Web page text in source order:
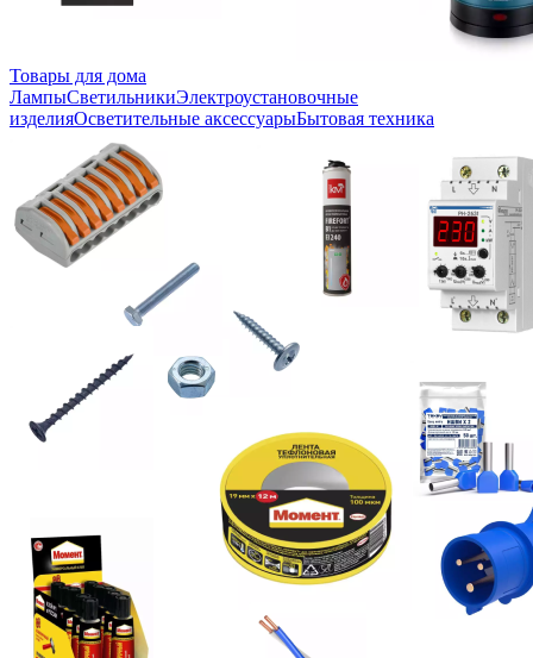
Товары для дома
ЛампыСветильникиЭлектроустановочные
изделияОсветительные аксессуарыБытовая техника